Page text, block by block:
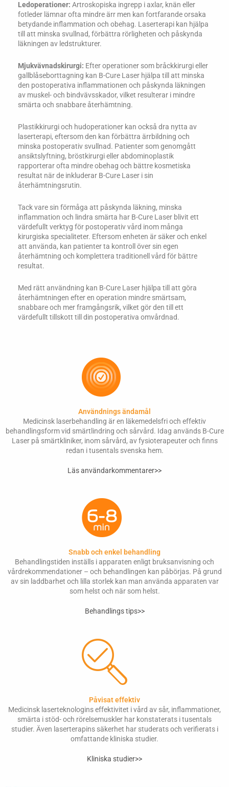
Ledoperationer: Artroskopiska ingrepp i axlar, knän eller
fotleder lämnar ofta mindre ärr men kan fortfarande orsaka
betydande inflammation och obehag. Laserterapi kan hjälpa
till att minska svullnad, förbättra rörligheten och påskynda
läkningen av ledstrukturer.
Mjukvävnadskirurgi: Efter operationer som bråckkirurgi eller
gallblåseborttagning kan B-Cure Laser hjälpa till att minska
den postoperativa inflammationen och påskynda läkningen
av muskel- och bindvävsskador, vilket resulterar i mindre
smärta och snabbare återhämtning.
Plastikkirurgi och hudoperationer kan också dra nytta av
laserterapi, eftersom den kan förbättra ärrbildning och
minska postoperativ svullnad. Patienter som genomgått
ansiktslyftning, bröstkirurgi eller abdominoplastik
rapporterar ofta mindre obehag och bättre kosmetiska
resultat när de inkluderar B-Cure Laser i sin
återhämtningsrutin.
Tack vare sin förmåga att påskynda läkning, minska
inflammation och lindra smärta har B-Cure Laser blivit ett
värdefullt verktyg för postoperativ vård inom många
kirurgiska specialiteter. Eftersom enheten är säker och enkel
att använda, kan patienter ta kontroll över sin egen
återhämtning och komplettera traditionell vård för bättre
resultat.
Med rätt användning kan B-Cure Laser hjälpa till att göra
återhämtningen efter en operation mindre smärtsam,
snabbare och mer framgångsrik, vilket gör den till ett
värdefullt tillskott till din postoperativa omvårdnad.
Användnings ändamål
Medicinsk laserbehandling är en läkemedelsfri och effektiv
behandlingsform vid smärtlindring och sårvård. Idag används B-Cure
Laser på smärtkliniker, inom sårvård, av fysioterapeuter och finns
redan i tusentals svenska hem.
Läs användarkommentarer>>
Snabb och enkel behandling
Behandlingstiden inställs i apparaten enligt bruksanvisning och
vårdrekommendationer – och behandlingen kan påbörjas. På grund
av sin laddbarhet och lilla storlek kan man använda apparaten var
som helst och när som helst.
Behandlings tips>>
Påvisat effektiv
Medicinsk laserteknologins effektivitet i vård av sår, inflammationer,
smärta i stöd- och rörelsemuskler har konstaterats i tusentals
studier. Även laserterapins säkerhet har studerats och verifierats i
omfattande kliniska studier.
Kliniska studier>>